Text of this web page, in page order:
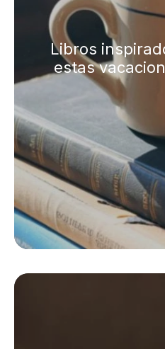
Libros
estas